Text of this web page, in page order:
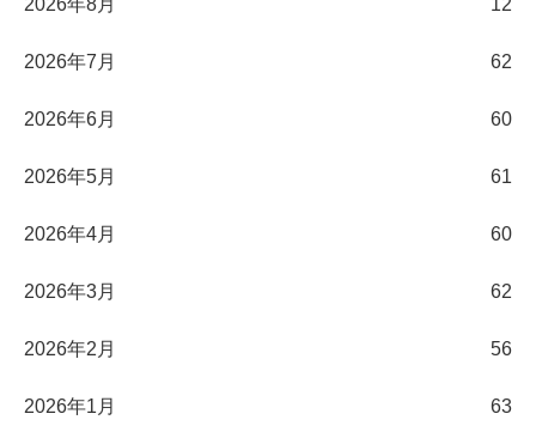
2026年8月 12
2026年7月 62
2026年6月 60
2026年5月 61
2026年4月 60
2026年3月 62
2026年2月 56
2026年1月 63